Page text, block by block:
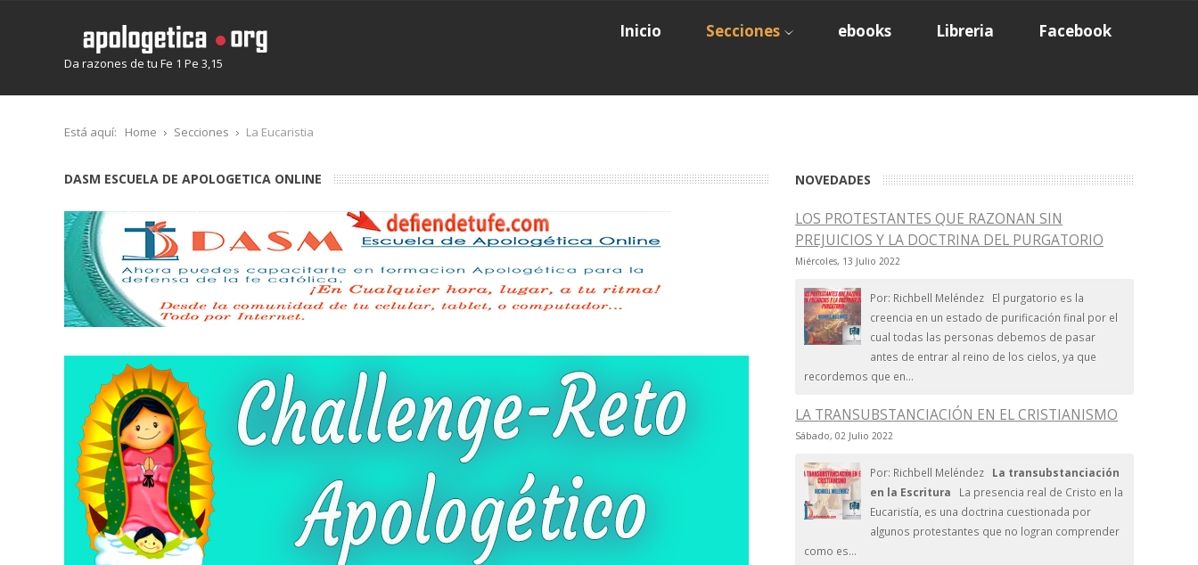
Da razones de tu Fe 1 Pe 3,15
Inicio Secciones ebooks Libreria Facebook
Está aquí: Home Secciones La Eucaristia
DASM ESCUELA DE APOLOGETICA ONLINE NOVEDADES
LOS PROTESTANTES QUE RAZONAN SIN
PREJUICIOS Y LA DOCTRINA DEL PURGATORIO
Miércoles, 13 Julio 2022
Por: Richbell Meléndez El purgatorio es la
creencia en un estado de purificación final por el
cual todas las personas debemos de pasar
antes de entrar al reino de los cielos, ya que
recordemos que en...
LA TRANSUBSTANCIACIÓN EN EL CRISTIANISMO
Sábado, 02 Julio 2022
Por: Richbell Meléndez La transubstanciación
en la Escritura La presencia real de Cristo en la
Eucaristía, es una doctrina cuestionada por
algunos protestantes que no logran comprender
como es...